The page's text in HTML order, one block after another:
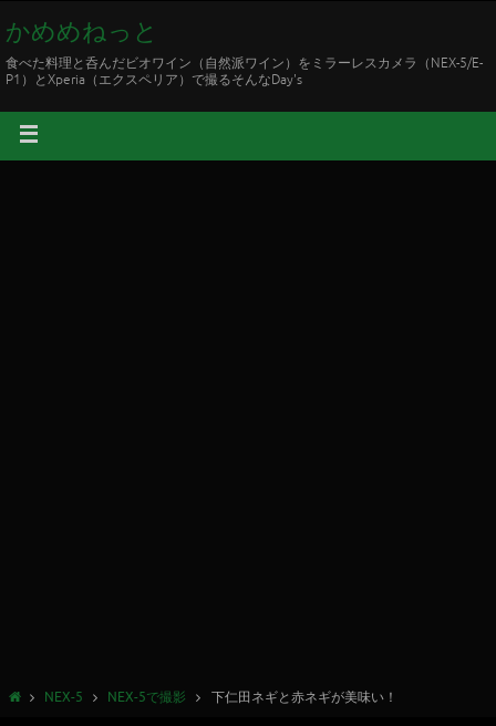
かめめねっと
食べた料理と呑んだビオワイン（自然派ワイン）をミラーレスカメラ（NEX-5/E-
P1）とXperia（エクスペリア）で撮るそんなDay's
NEX-5 NEX-5で撮影 下仁田ネギと赤ネギが美味い！